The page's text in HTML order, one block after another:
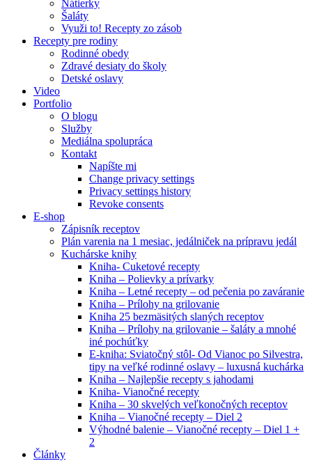
Nátierky
Šaláty
Využi to! Recepty zo zásob
Recepty pre rodiny
Rodinné obedy
Zdravé desiaty do školy
Detské oslavy
Video
Portfolio
O blogu
Služby
Mediálna spolupráca
Kontakt
Napíšte mi
Change privacy settings
Privacy settings history
Revoke consents
E-shop
Zápisník receptov
Plán varenia na 1 mesiac, jedálniček na prípravu jedál
Kuchárske knihy
Kniha- Cuketové recepty
Kniha – Polievky a prívarky
Kniha – Letné recepty – od pečenia po zaváranie
Kniha – Prílohy na grilovanie
Kniha 25 bezmäsitých slaných receptov
Kniha – Prílohy na grilovanie – šaláty a mnohé
iné pochúťky
E-kniha: Sviatočný stôl- Od Vianoc po Silvestra,
tipy na veľké rodinné oslavy – luxusná kuchárka
Kniha – Najlepšie recepty s jahodami
Kniha- Vianočné recepty
Kniha – 30 skvelých veľkonočných receptov
Kniha – Vianočné recepty – Diel 2
Výhodné balenie – Vianočné recepty – Diel 1 +
2
Články